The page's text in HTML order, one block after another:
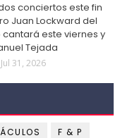
conciertos este fin
Juan Lockward del
este viernes y
Tejada
Jul 31, 2026
F & P